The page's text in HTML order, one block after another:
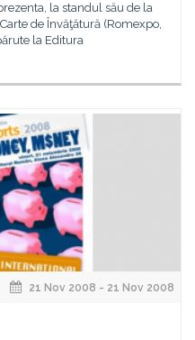
la standul său de la
de Învăţătură (Romexpo,
la Editura
21 Nov 2008 - 21 Nov 2008